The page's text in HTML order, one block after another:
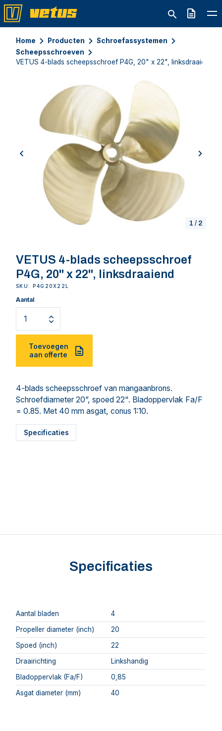
Offerte
Home Producten
Schroefassystemen
Scheepsschroeven
VETUS 4-blads scheepsschroef P4G, 20" x 22", linksdraaiend
previous next
1 / 2
VETUS 4-blads scheepsschroef
P4G, 20" x 22", linksdraaiend
SKU: P4G20X22L
Aantal
Toevoegen
aan offerte
4-blads scheepsschroef van mangaanbrons.
Schroefdiameter 20”, spoed 22". Bladoppervlak Fa/F
= 0.85. Met 40 mm asgat, conus 1:10.
Specificaties
Specificaties
Aantal bladen
4
Propeller diameter (inch)
20
Spoed (inch)
22
Draairichting
Linkshandig
Bladoppervlak (Fa/F)
0,85
Asgat diameter (mm)
40